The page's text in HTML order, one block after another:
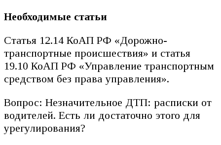
Необходимые статьи
Статья 12.14 КоАП РФ «Дорожно-
транспортные происшествия» и статья
19.10 КоАП РФ «Управление транспортным
средством без права управления».
Вопрос: Незначительное ДТП: расписки от
водителей. Есть ли достаточно этого для
урегулирования?